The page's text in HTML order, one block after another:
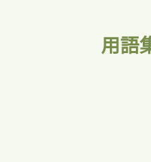
用語